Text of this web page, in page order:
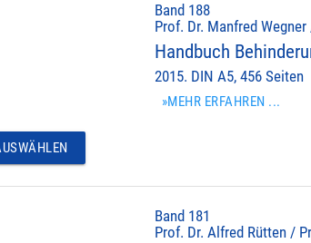
Band 188
Prof. Dr. Manfred
Handbuch
2015. DIN A5, 456 Seiten
»MEHR ERFAHREN ...
Band 181
Prof. Dr. Alfred Rütten /